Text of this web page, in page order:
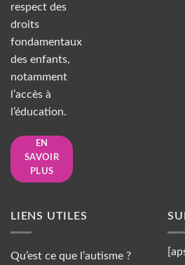
respect des
droits
fondamentaux
des enfants,
notamment
l’accès à
l’éducation.
EN
SAVOIR
PLUS
LIENS UTILES
Qu’est ce que l’autisme ?